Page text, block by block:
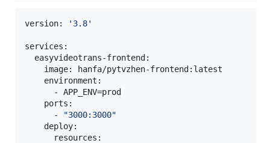
version: ' 3.8'
services:
  easyvideotrans-frontend:
    image: hanfa/pytvzhen-frontend:latest
    environment:
      - APP_ENV=prod
    ports:
      -
"3000:3000"
    deploy:
      resources: